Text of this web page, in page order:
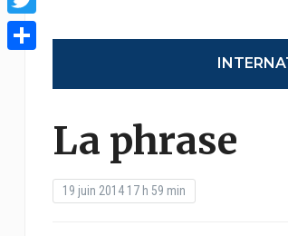
La phrase
19 juin 2014 17 h 59 min
Twitter